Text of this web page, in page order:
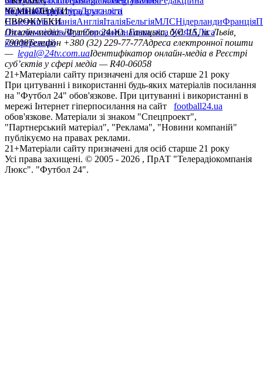
політикаСтруктура власності
УкраїнаПерша лігаДруга ліга
ЧЕМПІОНАТИ
НімеччинаІспаніяАнгліяІталіяБельгіяМЛСНідерландиФранція
ЄВРОКУБКИ
Ліга чемпіонівЛіга ЄвропиЮнацька ліга УЄФАЛіга
конференцій
Онлайн-медіа «Футбол 24»пл. Галицька, буд. 15, м. Львів,
79008Телефон +380 (32) 229-77-77Адреса електронної пошти
— legal@24tv.com.uaІдентифікатор онлайн-медіа в Реєстрі
суб’єктів у сфері медіа — R40-06058
21+Матеріали сайту призначені для осіб старше 21 року
При цитуванні і використанні будь-яких матеріалів посилання
на "Футбол 24" обов'язкове. При цитуванні і використанні в
мережі Інтернет гіперпосилання на сайт
football24.ua
обов'язкове. Матеріали зі знаком "Спецпроект",
"Партнерський матеріал", "Реклама", "Новини компаній"
публікуємо на правах реклами.
21+Матеріали сайту призначені для осіб старше 21 року
Усi права захищенi. © 2005 - 2026 , ПрАТ "Телерадіокомпанія
Люкс". "Футбол 24".